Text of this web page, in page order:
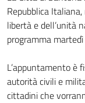
Repubblica
libertà e dell’unità
programma
L’appuntamento è
autorità civili e
cittadini che